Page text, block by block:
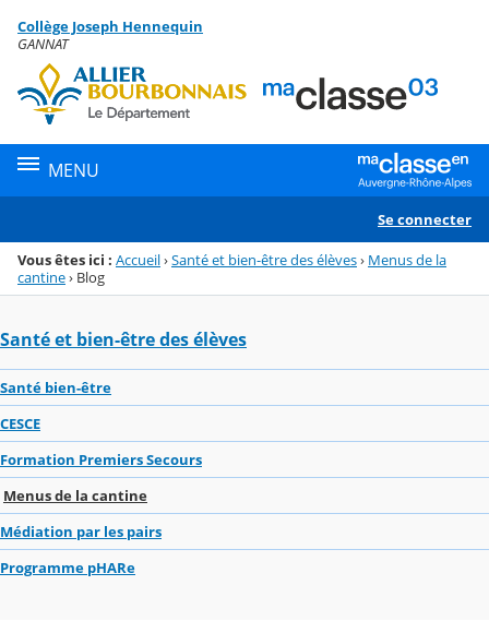
Menu de la rubrique
Contenu
Collège Joseph Hennequin
GANNAT
MENU
Se connecter
Vous êtes ici : Accueil›Santé et bien-être des élèves› Menus de la
cantine› Blog
Santé et bien-être des élèves
Santé bien-être
CESCE
Formation Premiers Secours
Menus de la cantine
Médiation par les pairs
Programme pHARe